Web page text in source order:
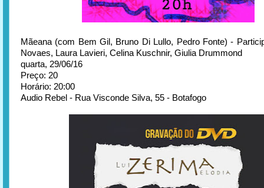
Mãeana (com Bem Gil, Bruno Di Lullo, Pedro Fonte) -
Novaes, Laura Lavieri, Celina Kuschnir, Giulia Drummond
quarta, 29/06/16
Preço: 20
Horário: 20:00
Audio Rebel - Rua Visconde Silva, 55 - Botafogo